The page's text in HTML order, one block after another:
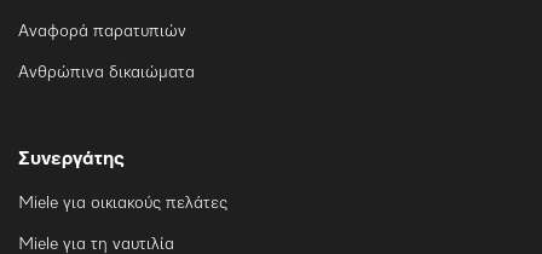
Αναφορά παρατυπιών
Ανθρώπινα δικαιώματα
Συνεργάτης
Miele για οικιακούς πελάτες
Miele για τη ναυτιλία